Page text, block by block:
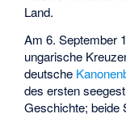
Land.
Am 6. September
ungarische
deutsche
des ersten
Geschichte; beide